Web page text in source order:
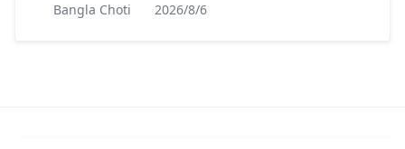
Bangla Choti 2026/8/6